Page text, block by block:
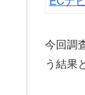
今回調
う結果